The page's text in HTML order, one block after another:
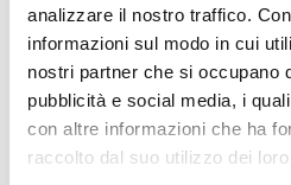
analizzare il nostro traffico.
informazioni sul modo in cui
nostri partner che si occupano
pubblicità e social media, i
con altre informazioni che ha
raccolto dal suo utilizzo dei
26enne dal tribunale di
Tutti gli